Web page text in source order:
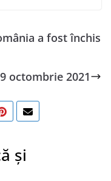
a fost închis
octombrie 2021
și